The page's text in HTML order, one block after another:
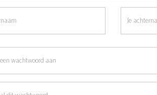
Je
achternaam